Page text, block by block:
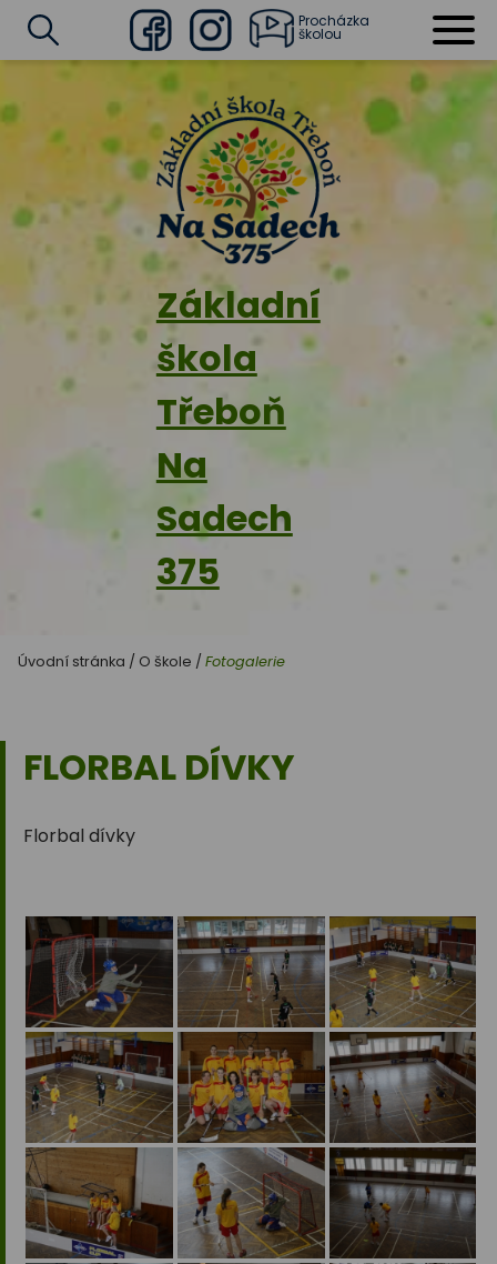
Základní
škola
Třeboň
Na
Sadech
375
FacebookInstagram
Procházka
školou
Úvodní stránka / O škole / Fotogalerie
FLORBAL DÍVKY
Florbal dívky